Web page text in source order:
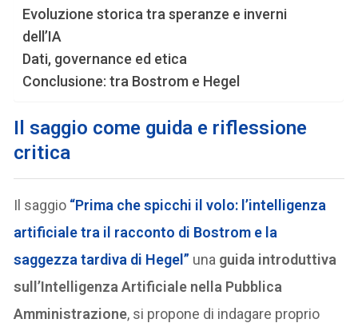
Evoluzione storica tra speranze e inverni
dell’IA
Dati, governance ed etica
Conclusione: tra Bostrom e Hegel
Il saggio come guida e riflessione
critica
Il saggio “Prima che spicchi il volo: l’intelligenza
artificiale tra il racconto di Bostrom e la
saggezza tardiva di Hegel” una guida introduttiva
sull’Intelligenza Artificiale nella Pubblica
Amministrazione, si propone di indagare proprio